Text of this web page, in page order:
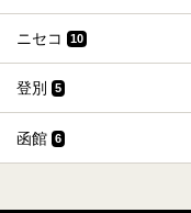
ニセコ 10
登別 5
函館 6